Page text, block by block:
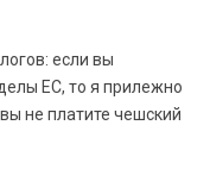
если вы
ЕС, то я прилежно
не платите чешский